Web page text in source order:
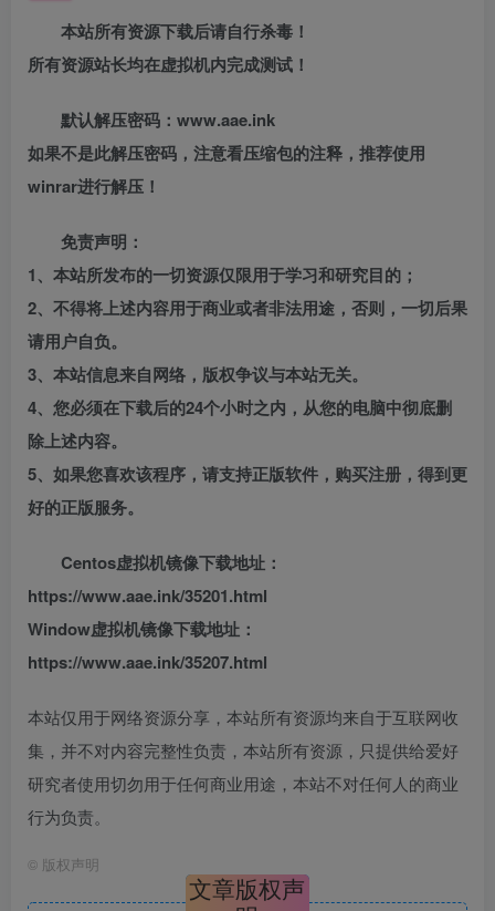
本站所有资源下载后请自行杀毒！
所有资源站长均在虚拟机内完成测试！
默认解压密码：www.aae.ink
如果不是此解压密码，注意看压缩包的注释，推荐使用
winrar进行解压！
免责声明：
1、本站所发布的一切资源仅限用于学习和研究目的；
2、不得将上述内容用于商业或者非法用途，否则，一切后果
请用户自负。
3、本站信息来自网络，版权争议与本站无关。
4、您必须在下载后的24个小时之内，从您的电脑中彻底删
除上述内容。
5、如果您喜欢该程序，请支持正版软件，购买注册，得到更
好的正版服务。
Centos虚拟机镜像下载地址：
https://www.aae.ink/35201.html
Window虚拟机镜像下载地址：
https://www.aae.ink/35207.html
本站仅用于网络资源分享，本站所有资源均来自于互联网收
集，并不对内容完整性负责，本站所有资源，只提供给爱好
研究者使用切勿用于任何商业用途，本站不对任何人的商业
行为负责。
© 版权声明
文章版权声